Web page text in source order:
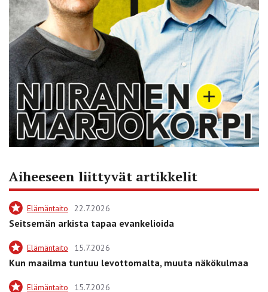
Aiheeseen liittyvät artikkelit
Elämäntaito 22.7.2026
Seitsemän arkista tapaa evankelioida
Elämäntaito 15.7.2026
Kun maailma tuntuu levottomalta, muuta näkökulmaa
Elämäntaito 15.7.2026